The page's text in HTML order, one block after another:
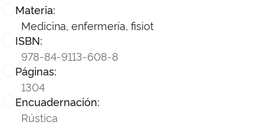
Materia:
Medicina, enfermería, fisiot
ISBN:
978-84-9113-608-8
Páginas:
1304
Encuadernación:
Rústica